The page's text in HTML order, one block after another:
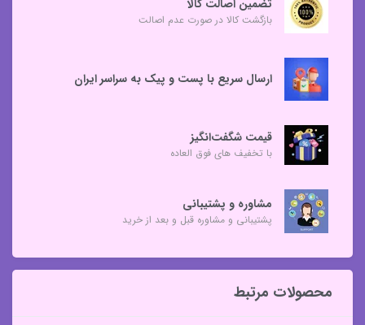
تضمین اصالت کالا
بازگشت کالا در صورت عدم اصالت
ارسال سریع با پست و پیک به سراسر ایران
قیمت شگفت‌انگیز
با تخفیف های فوق العاده
مشاوره و پشتیبانی
پشتیبانی و مشاوره قبل و بعد از خرید
محصولات مرتبط